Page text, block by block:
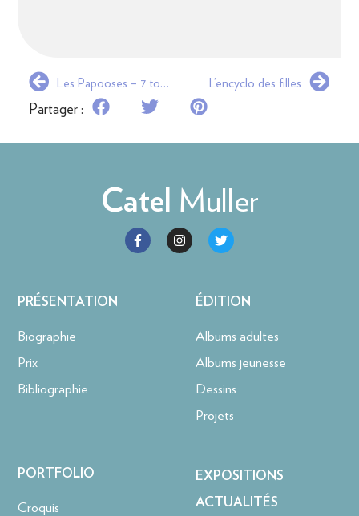
Les Papooses – 7 tomes L’encyclo des filles
Partager :
Catel Muller
PRÉSENTATION
Biographie
Prix
Bibliographie
ÉDITION
Albums adultes
Albums jeunesse
Dessins
Projets
PORTFOLIO
Croquis
EXPOSITIONS
ACTUALITÉS